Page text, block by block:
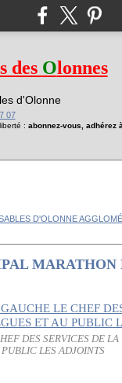
des Olonnes
d'Olonne
07
: abonnez-vous, adhérez
D'OLONNE
MARATHON
DES SERVICES DE
LES ADJOINTS